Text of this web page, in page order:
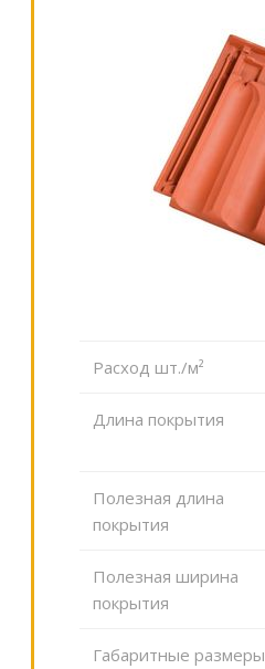
Расход шт./м²
Длина покрытия
Полезная длина
покрытия
Полезная ширина
покрытия
Габаритные размеры